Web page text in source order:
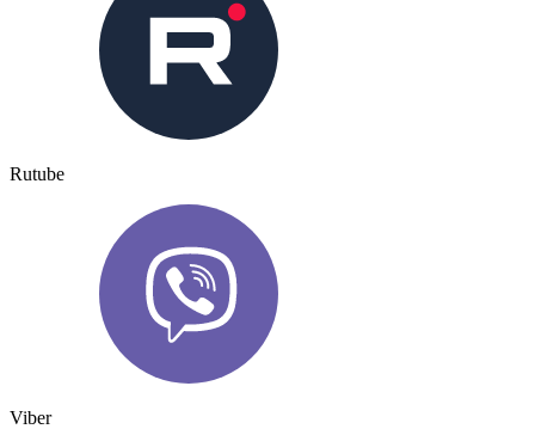
Rutube
Viber